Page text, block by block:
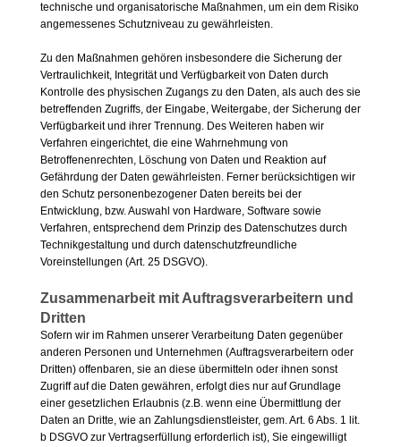
technische und organisatorische Maßnahmen, um ein dem Risiko
angemessenes Schutzniveau zu gewährleisten.
Zu den Maßnahmen gehören insbesondere die Sicherung der
Vertraulichkeit, Integrität und Verfügbarkeit von Daten durch
Kontrolle des physischen Zugangs zu den Daten, als auch des sie
betreffenden Zugriffs, der Eingabe, Weitergabe, der Sicherung der
Verfügbarkeit und ihrer Trennung. Des Weiteren haben wir
Verfahren eingerichtet, die eine Wahrnehmung von
Betroffenenrechten, Löschung von Daten und Reaktion auf
Gefährdung der Daten gewährleisten. Ferner berücksichtigen wir
den Schutz personenbezogener Daten bereits bei der
Entwicklung, bzw. Auswahl von Hardware, Software sowie
Verfahren, entsprechend dem Prinzip des Datenschutzes durch
Technikgestaltung und durch datenschutzfreundliche
Voreinstellungen (Art. 25 DSGVO).
Zusammenarbeit mit Auftragsverarbeitern und
Dritten
Sofern wir im Rahmen unserer Verarbeitung Daten gegenüber
anderen Personen und Unternehmen (Auftragsverarbeitern oder
Dritten) offenbaren, sie an diese übermitteln oder ihnen sonst
Zugriff auf die Daten gewähren, erfolgt dies nur auf Grundlage
einer gesetzlichen Erlaubnis (z.B. wenn eine Übermittlung der
Daten an Dritte, wie an Zahlungsdienstleister, gem. Art. 6 Abs. 1 lit.
b DSGVO zur Vertragserfüllung erforderlich ist), Sie eingewilligt